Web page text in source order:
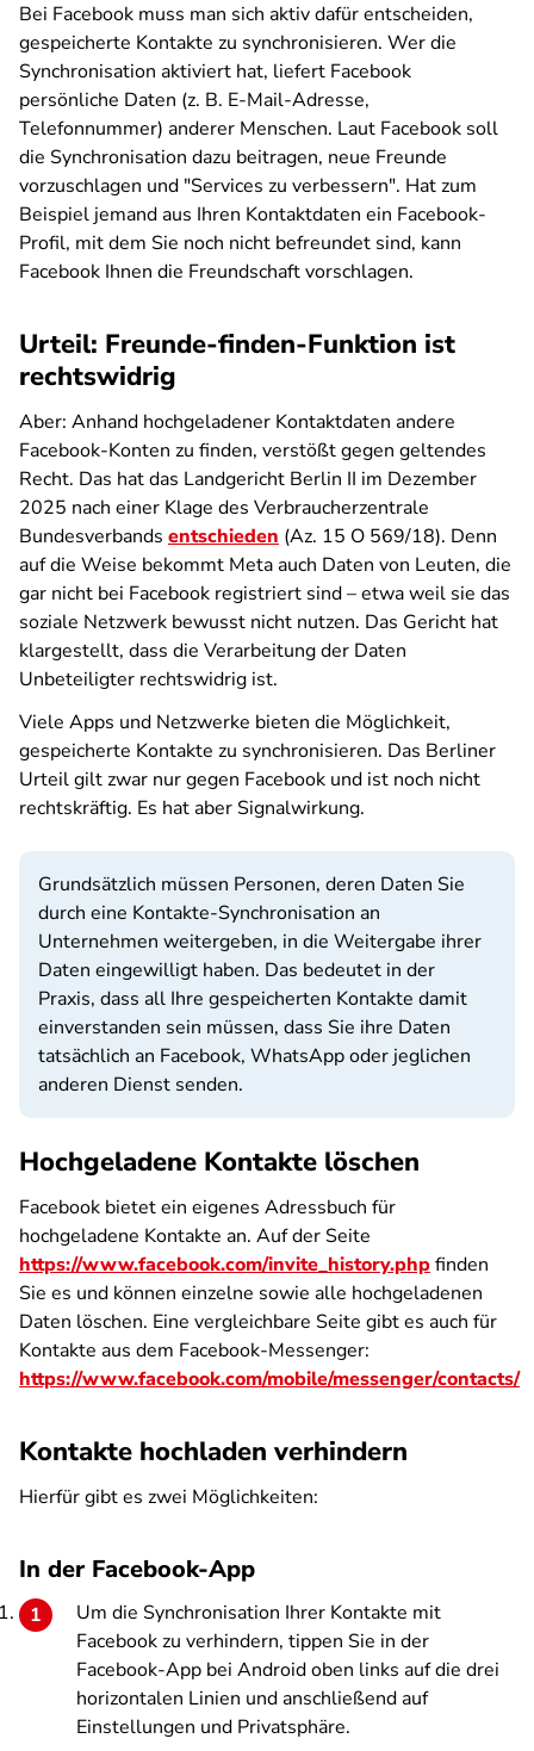
Bei Facebook muss man sich aktiv dafür entscheiden,
gespeicherte Kontakte zu synchronisieren. Wer die
Synchronisation aktiviert hat, liefert Facebook
persönliche Daten (z. B. E-Mail-Adresse,
Telefonnummer) anderer Menschen. Laut Facebook soll
die Synchronisation dazu beitragen, neue Freunde
vorzuschlagen und "Services zu verbessern". Hat zum
Beispiel jemand aus Ihren Kontaktdaten ein Facebook-
Profil, mit dem Sie noch nicht befreundet sind, kann
Facebook Ihnen die Freundschaft vorschlagen.
Urteil: Freunde-finden-Funktion ist
rechtswidrig
Aber: Anhand hochgeladener Kontaktdaten andere
Facebook-Konten zu finden, verstößt gegen geltendes
Recht. Das hat das Landgericht Berlin II im Dezember
2025 nach einer Klage des Verbraucherzentrale
Bundesverbands entschieden (Az. 15 O 569/18). Denn
auf die Weise bekommt Meta auch Daten von Leuten, die
gar nicht bei Facebook registriert sind – etwa weil sie das
soziale Netzwerk bewusst nicht nutzen. Das Gericht hat
klargestellt, dass die Verarbeitung der Daten
Unbeteiligter rechtswidrig ist.
Viele Apps und Netzwerke bieten die Möglichkeit,
gespeicherte Kontakte zu synchronisieren. Das Berliner
Urteil gilt zwar nur gegen Facebook und ist noch nicht
rechtskräftig. Es hat aber Signalwirkung.
Grundsätzlich müssen Personen, deren Daten Sie
durch eine Kontakte-Synchronisation an
Unternehmen weitergeben, in die Weitergabe ihrer
Daten eingewilligt haben. Das bedeutet in der
Praxis, dass all Ihre gespeicherten Kontakte damit
einverstanden sein müssen, dass Sie ihre Daten
tatsächlich an Facebook, WhatsApp oder jeglichen
anderen Dienst senden.
Hochgeladene Kontakte löschen
Facebook bietet ein eigenes Adressbuch für
hochgeladene Kontakte an. Auf der Seite
https://www.facebook.com/invite_history.phpfinden
Sie es und können einzelne sowie alle hochgeladenen
Daten löschen. Eine vergleichbare Seite gibt es auch für
Kontakte aus dem Facebook-Messenger:
https://www.facebook.com/mobile/messenger/contacts/
Kontakte hochladen verhindern
Hierfür gibt es zwei Möglichkeiten:
In der Facebook-App
Um die Synchronisation Ihrer Kontakte mit
Facebook zu verhindern, tippen Sie in der
Facebook-App bei Android oben links auf die drei
horizontalen Linien und anschließend auf
Einstellungen und Privatsphäre.